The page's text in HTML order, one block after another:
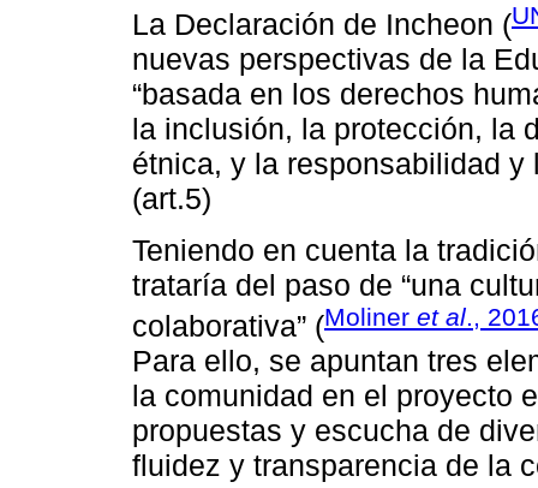
La Declaración de Incheon (
nuevas perspectivas de la
“basada en los derechos
la inclusión, la protección, la
étnica, y la responsabilidad y
(art.5)
Teniendo en cuenta la
trataría del paso de “una
colaborativa” (Moliner et al .,
Para ello, se apuntan tres
la comunidad en el proyecto
propuestas y escucha de
fluidez y transparencia de la